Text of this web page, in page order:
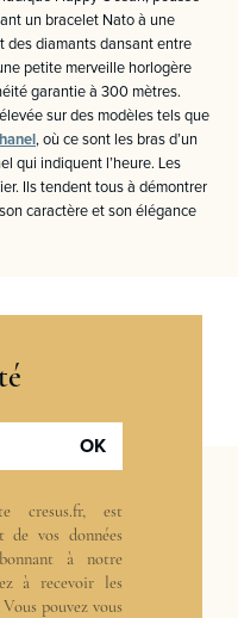
un bracelet Nato à une
des diamants dansant entre
petite merveille horlogère
garantie à 300 mètres.
sur des modèles tels que
, où ce sont les bras d’un
qui indiquent l’heure. Les
Ils tendent tous à démontrer
caractère et son élégance
OK
cresus.fr, est
de vos données
à notre
à recevoir les
pouvez vous